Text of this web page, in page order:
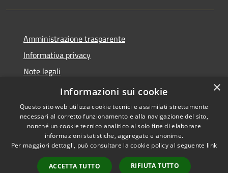
Amministrazione trasparente
Informativa privacy
Note legali
Dichiarazione di accessibilità
Accessibilità
Copyright © 2026 • Città di
Erice • Powered by
Municipium•
Accesso
×
Informazioni sui cookie
Questo sito web utilizza cookie tecnici e assimilati strettamente
necessari al corretto funzionamento e alla navigazione del sito,
nonché un cookie tecnico analitico al solo fine di elaborare
informazioni statistiche, aggregate e anonime.
Per maggiori dettagli, può consultare la cookie policy al seguente link
ACCETTA TUTTO RIFIUTA TUTTO